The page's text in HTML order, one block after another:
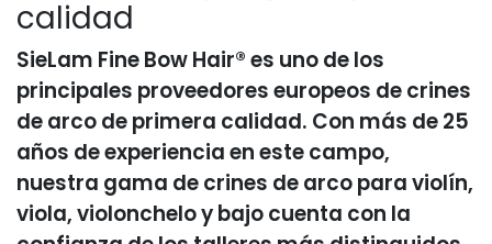
calidad
SieLam Fine Bow Hair® es uno de los
principales proveedores europeos de crines
de arco de primera calidad. Con más de 25
años de experiencia en este campo,
nuestra gama de crines de arco para violín,
viola, violonchelo y bajo cuenta con la